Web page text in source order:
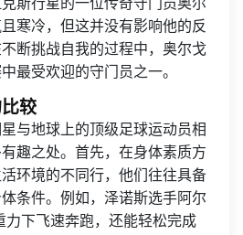
斯行星的一位传奇守门员奥尔
寒冷，但这并没有影响他的反
断挑战自我的过程中，奥尔戈
最受欢迎的守门员之一。
较
与地球上的顶级足球运动员相
趣之处。首先，在身体素质方
环境的不同行，他们往往具备
条件。例如，泽诺斯选手阿尔
力下飞速奔跑，还能轻松完成